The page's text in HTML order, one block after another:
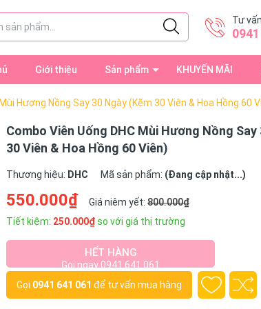
Tư
Giới thiệu Sản phẩm KHUYẾN MÃI
Hương Nồng Say 30 Ngày (Kẽm 30 Viên & Hoa Hồng 60
Combo Viên Uống DHC Mùi Hương Nồng Say
30 Viên & Hoa Hồng 60 Viên)
Thương hiệu: DHC Mã sản phẩm: (Đang cập nhật...)
550.000₫ Giá niêm yết: 800.000₫
Tiết kiệm: 250.000₫so với giá thị trường
HẾT HÀNG
Gọi ngay 0941 641 061
Gọi 0941 641 061 để tư vấn mua hàng